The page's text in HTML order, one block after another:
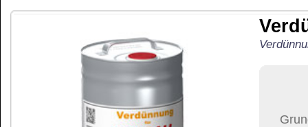
Preis: 190,15€
(inkl. MwSt.)
der Anzahl der